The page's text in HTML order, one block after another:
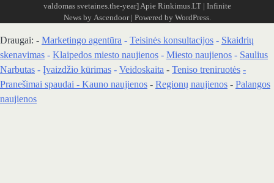
valdomas svetaines.the-year]Apie Rinkimus.LT| Infinite
News by Ascendoor| Powered by WordPress.
Draugai: - Marketingo agentūra - Teisinės konsultacijos - Skaidrių
skenavimas - Klaipedos miesto naujienos - Miesto naujienos - Saulius
Narbutas - Įvaizdžio kūrimas - Veidoskaita - Teniso treniruotės -
Pranešimai spaudai - Kauno naujienos - Regionų naujienos - Palangos
naujienos